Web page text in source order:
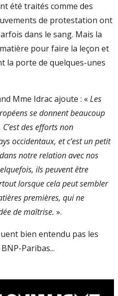
été traités comme des
de protestation ont
dans le sang. Mais la
pour faire la leçon et
la porte de quelques-unes
Mme Idrac ajoute : «Les
se donnent beaucoup
des efforts non
occidentaux, et c’est un petit
notre relation avec nos
ils peuvent être
lorsque cela peut sembler
premières, qui ne
de maîtrise. ».
bien entendu pas les
Paribas...